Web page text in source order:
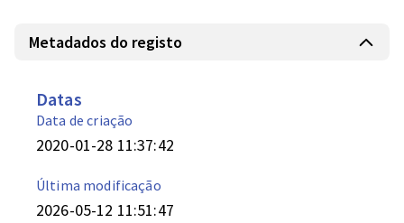
Metadados do registo
Datas
Data de criação
2020-01-28 11:37:42
Última modificação
2026-05-12 11:51:47